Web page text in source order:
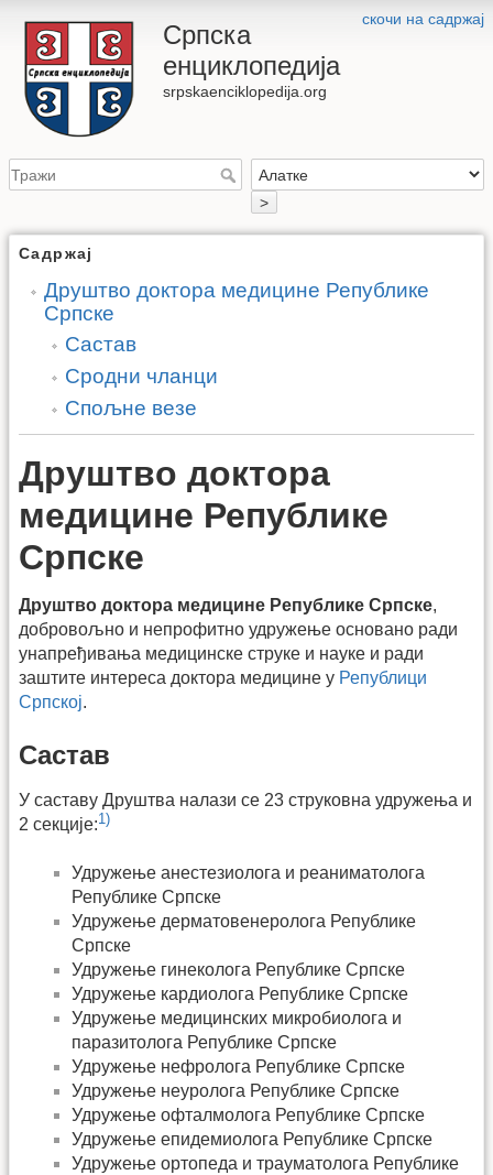
скочи на садржај
Српска
енциклопедија
srpskaenciklopedija.org
>
Садржај
Друштво доктора медицине Републике
Српске
Састав
Сродни чланци
Спољне везе
Друштво доктора
медицине Републике
Српске
Друштво доктора медицине Републике Српске,
добровољно и непрофитно удружење основано ради
унапређивања медицинске струке и науке и ради
заштите интереса доктора медицине у Републици
Српској.
Састав
У саставу Друштва налази се 23 струковна удружења и
2 секције:1)
Удружење анестезиолога и реаниматолога
Републике Српске
Удружење дерматовенеролога Републике
Српске
Удружење гинеколога Републике Српске
Удружење кардиолога Републике Српске
Удружење медицинских микробиолога и
паразитолога Републике Српске
Удружење нефролога Републике Српске
Удружење неуролога Републике Српске
Удружење офталмолога Републике Српске
Удружење епидемиолога Републике Српске
Удружење ортопеда и трауматолога Републике